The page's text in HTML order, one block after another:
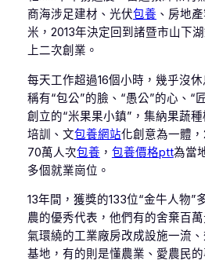
商海涉足建材、光伏包養 、房地
米，2013年決定回到諸暨市山下
上二次創業。
每天工作超過16個小時，幾乎沒
稱有“包公”的臉、“愚公”的心、“
創立的“米果果小鎮”，集納果蔬
培訓、文包養網站化創意為一體
70萬人次包養 ， 包養價格ptt為當
多個就業崗位。
13年間，獲獎的133位“金牛人物”
農的優秀代表，他們有的舍棄百
氣環繞的工業廠房改成設施一流、
基地，有的則是懂農業、愛農民